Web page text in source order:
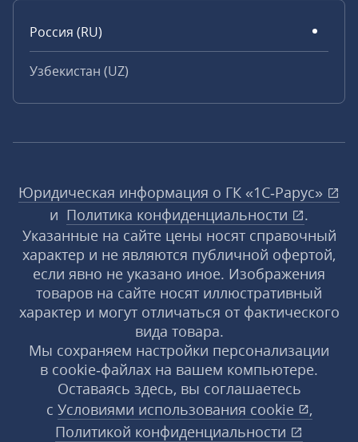
Россия (RU)
Узбекистан (UZ)
Юридическая информация о ГК «1С‑Рарус»
и Политика конфиденциальности
.
Указанные на сайте цены носят справочный
характер и не являются публичной офертой,
если явно не указано иное. Изображения
товаров на сайте носят иллюстративный
характер и могут отличаться от фактического
вида товара.
Мы сохраняем настройки персонализации
в cookie‑файлах на вашем компьютере.
Оставаясь здесь, вы соглашаетесь
с Условиями использования cookie
,
Политикой конфиденциальности